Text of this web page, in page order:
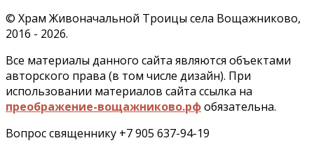
© Храм Живоначальной Троицы села Вощажниково,
2016 - 2026.
Все материалы данного сайта являются объектами
авторского права (в том числе дизайн). При
использовании материалов сайта ссылка на
преображение-вощажниково.рфобязательна.
Вопрос священнику +7 905 637-94-19